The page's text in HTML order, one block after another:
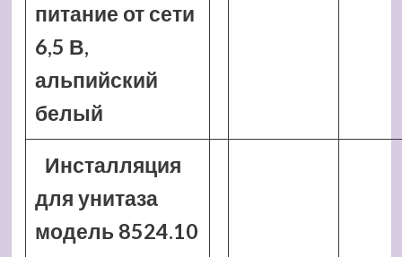
питание от сети
6,5 В,
альпийский
белый
Инсталляция
для унитаза
модель 8524.10